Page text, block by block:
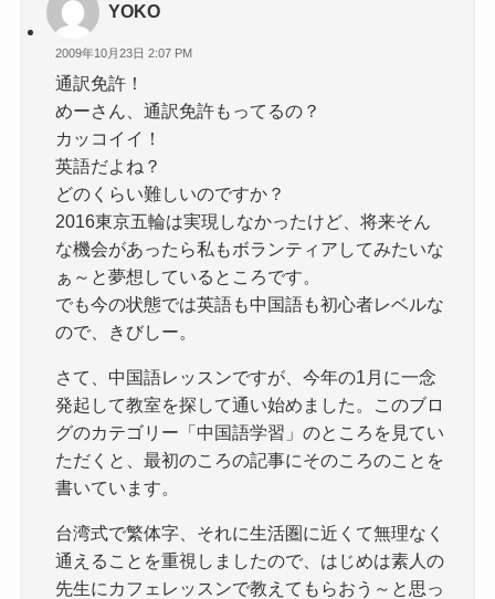
YOKO
2009年10月23日 2:07 PM
通訳免許！
めーさん、通訳免許もってるの？
カッコイイ！
英語だよね？
どのくらい難しいのですか？
2016東京五輪は実現しなかったけど、将来そん
な機会があったら私もボランティアしてみたいな
ぁ～と夢想しているところです。
でも今の状態では英語も中国語も初心者レベルな
ので、きびしー。
さて、中国語レッスンですが、今年の1月に一念
発起して教室を探して通い始めました。このブロ
グのカテゴリー「中国語学習」のところを見てい
ただくと、最初のころの記事にそのころのことを
書いています。
台湾式で繁体字、それに生活圏に近くて無理なく
通えることを重視しましたので、はじめは素人の
先生にカフェレッスンで教えてもらおう～と思っ